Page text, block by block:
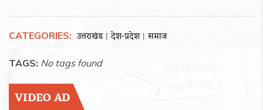
CATEGORIES: उत्तराखंड | देश-प्रदेश | समाज
TAGS: No tags found
VIDEO AD